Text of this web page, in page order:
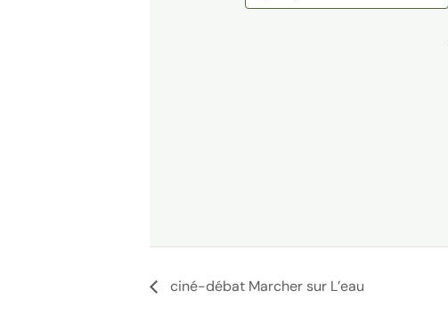
ciné-débat Marcher sur L’eau